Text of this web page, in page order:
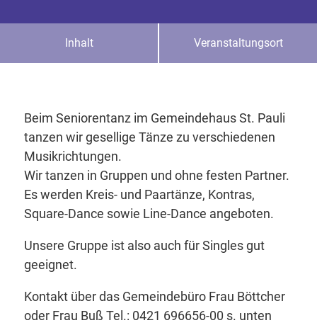
Inhalt Veranstaltungsort
Beim Seniorentanz im Gemeindehaus St. Pauli
tanzen wir gesellige Tänze zu verschiedenen
Musikrichtungen.
Wir tanzen in Gruppen und ohne festen Partner.
Es werden Kreis- und Paartänze, Kontras,
Square-Dance sowie Line-Dance angeboten.
Unsere Gruppe ist also auch für Singles gut
geeignet.
Kontakt über das Gemeindebüro Frau Böttcher
oder Frau Buß Tel.: 0421 696656-00 s. unten